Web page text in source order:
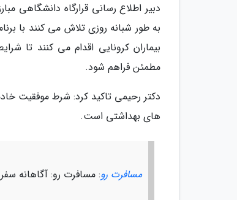
دبیر اطلاع رسانی قرارگاه دانشگاهی
به طور شبانه روزی تلاش می کنند با
بیماران کرونایی اقدام می کنند تا
مطمئن فراهم شود.
دکتر رحیمی تاکید کرد: شرط موفقیت
های بهداشتی است.
مسافرت رو: مسافرت رو: آگاهانه